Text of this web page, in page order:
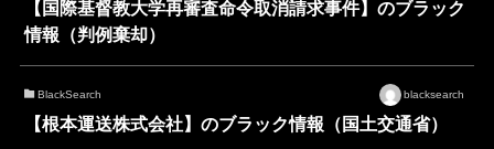
【国際基督教大学再審査命令取消請求事件】のブラック
情報（判例棄却）
BlackSearch blacksearch
【根本運送株式会社】のブラック情報（国土交通省）